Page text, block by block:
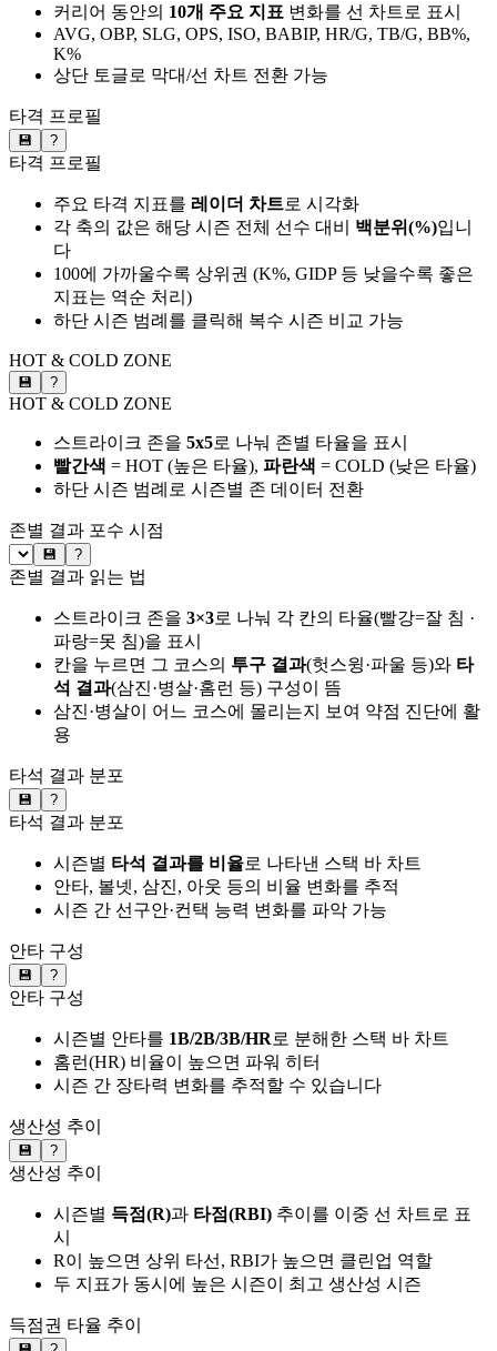
커리어 동안의 10개 주요 지표 변화를 선 차트로 표시
AVG, OBP, SLG, OPS, ISO, BABIP, HR/G, TB/G, BB%,
K%
상단 토글로 막대/선 차트 전환 가능
타격 프로필
💾 ?
타격 프로필
주요 타격 지표를 레이더 차트로 시각화
각 축의 값은 해당 시즌 전체 선수 대비 백분위(%)입니
다
100에 가까울수록 상위권 (K%, GIDP 등 낮을수록 좋은
지표는 역순 처리)
하단 시즌 범례를 클릭해 복수 시즌 비교 가능
HOT & COLD ZONE
💾 ?
HOT & COLD ZONE
스트라이크 존을 5x5로 나눠 존별 타율을 표시
빨간색 = HOT (높은 타율), 파란색 = COLD (낮은 타율)
하단 시즌 범례로 시즌별 존 데이터 전환
존별 결과 포수 시점
💾 ?
존별 결과 읽는 법
스트라이크 존을 3×3로 나눠 각 칸의 타율(빨강=잘 침 ·
파랑=못 침)을 표시
칸을 누르면 그 코스의 투구 결과(헛스윙·파울 등)와 타
석 결과(삼진·병살·홈런 등) 구성이 뜸
삼진·병살이 어느 코스에 몰리는지 보여 약점 진단에 활
용
타석 결과 분포
💾 ?
타석 결과 분포
시즌별 타석 결과를 비율로 나타낸 스택 바 차트
안타, 볼넷, 삼진, 아웃 등의 비율 변화를 추적
시즌 간 선구안·컨택 능력 변화를 파악 가능
안타 구성
💾 ?
안타 구성
시즌별 안타를 1B/2B/3B/HR로 분해한 스택 바 차트
홈런(HR) 비율이 높으면 파워 히터
시즌 간 장타력 변화를 추적할 수 있습니다
생산성 추이
💾 ?
생산성 추이
시즌별 득점(R)과 타점(RBI) 추이를 이중 선 차트로 표
시
R이 높으면 상위 타선, RBI가 높으면 클린업 역할
두 지표가 동시에 높은 시즌이 최고 생산성 시즌
득점권 타율 추이